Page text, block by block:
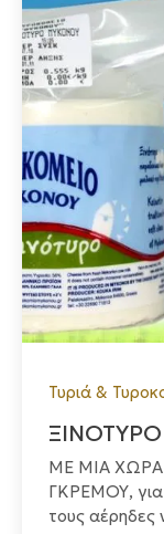
Τυριά &
ΞΙΝΟΤΥΡΟ
ΜΕ ΜΙΑ
ΓΚΡΕΜΟΥ, για
τους αέρηδες